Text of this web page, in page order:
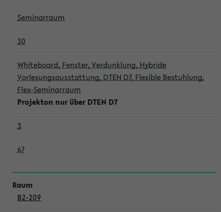
Seminarraum
30
Whiteboard, Fenster, Verdunklung, Hybride
Vorlesungsausstattung, DTEN D7, Flexible Bestuhlung,
Flex-Seminarraum
Projekton nur über DTEN D7
3
67
B2-209